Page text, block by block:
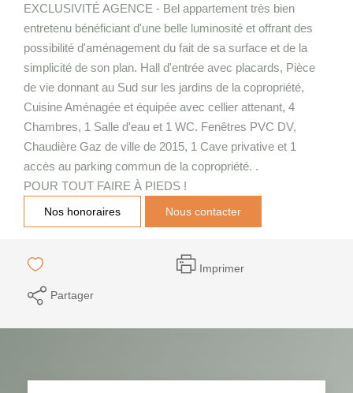
EXCLUSIVITÉ AGENCE - Bel appartement très bien
entretenu bénéficiant d'une belle luminosité et offrant des
possibilité d'aménagement du fait de sa surface et de la
simplicité de son plan. Hall d'entrée avec placards, Pièce
de vie donnant au Sud sur les jardins de la copropriété,
Cuisine Aménagée et équipée avec cellier attenant, 4
Chambres, 1 Salle d'eau et 1 WC. Fenêtres PVC DV,
Chaudière Gaz de ville de 2015, 1 Cave privative et 1
accès au parking commun de la copropriété. .
POUR TOUT FAIRE À PIEDS !
Nos honoraires Nous contacter
Imprimer
Partager